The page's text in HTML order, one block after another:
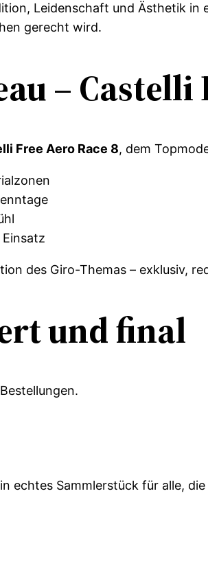
Leidenschaft und Ästhetik
gerecht wird.
– Castelli
Free Aero Race 8, dem
des Giro-Themas – exklusiv,
und final
echtes Sammlerstück für alle,